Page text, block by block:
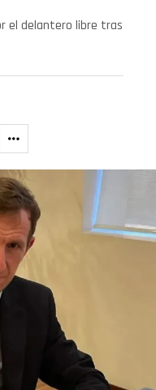
el delantero libre tras